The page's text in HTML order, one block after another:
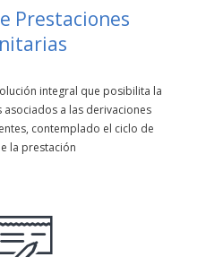
Prestaciones
integral que posibilita la
asociados a las derivaciones
contemplado el ciclo de
la prestación